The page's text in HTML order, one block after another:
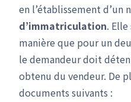
en l’établissement d’un
d’immatriculation.
manière que pour un
le demandeur doit
obtenu du vendeur. De
documents suivants :